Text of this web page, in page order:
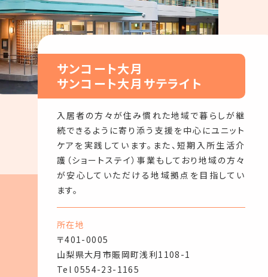
サンコート大月
サンコート大月サテライト
入居者の方々が住み慣れた地域で暮らしが継
続できるように寄り添う支援を中心にユニット
ケアを実践しています。また、短期入所生活介
護（ショートステイ）事業もしており地域の方々
が安心していただける地域拠点を目指してい
ます。
所在地
〒401-0005
山梨県大月市賑岡町浅利1108-1
Tel0554-23-1165